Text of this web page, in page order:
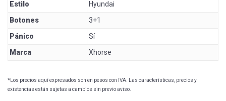
Estilo
Hyundai
Botones
3+1
Pánico
Sí
Marca
Xhorse
*Los precios aquí expresados son en pesos con IVA. Las características, precios y
existencias están sujetas a cambios sin previo aviso.